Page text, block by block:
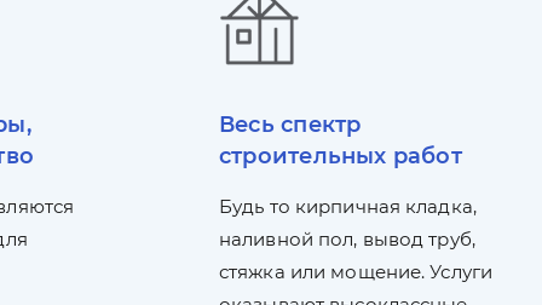
Весь спектр
строительных работ
Будь то кирпичная кладка,
наливной пол, вывод труб,
стяжка или мощение. Услуги